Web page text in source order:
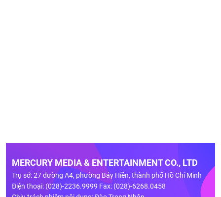
MERCURY MEDIA & ENTERTAINMENT CO., LTD
Trụ sở: 27 đường A4, phường Bảy Hiền, thành phố Hồ Chí Minh
Điện thoại: (028)-2236.9999 Fax: (028)-6268.0458